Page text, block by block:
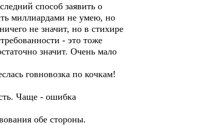
способ заявить о
миллиардами не умею, но
не значит, но в стихире
- это тоже
значит. Очень мало
говновозка по кочкам!
Чаще - ошибка
обе стороны.